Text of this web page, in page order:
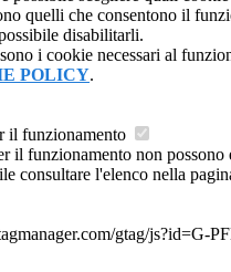
quelli che consentono il
disabilitarli.
i cookie necessari al
POLICY.
il funzionamento
il funzionamento non possono
consultare l'elenco nella
gtag/js?id=G-